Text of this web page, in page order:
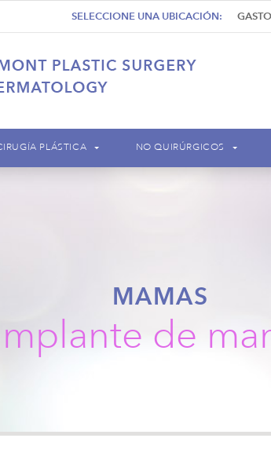
SELECCIONE UNA UBICACIÓN:
PLÁSTICA NO QUIRÚRGICOS
MAMAS
de